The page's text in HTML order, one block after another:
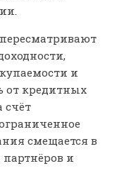
и
от кредитных
счёт
смещается в
и